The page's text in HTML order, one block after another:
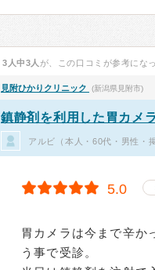
3人中3人 が、この口コミが参考にな
見附ひかりクリニック (新潟県見附市)
鎮静剤を利用した胃カメ
アルビ（本人・60代・男性・
5.0
胃カメラは今まで辛か
う事で受診。